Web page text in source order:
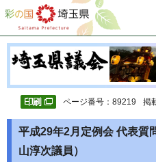
彩の国 埼玉県
ページ番号：89219 掲
平成29年2月定例会 代表質
山淳次議員）